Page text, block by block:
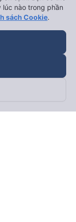
nào trong phần
sách Cookie.